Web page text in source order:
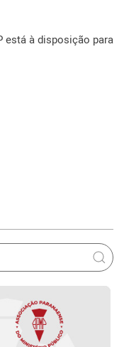
está à disposição para